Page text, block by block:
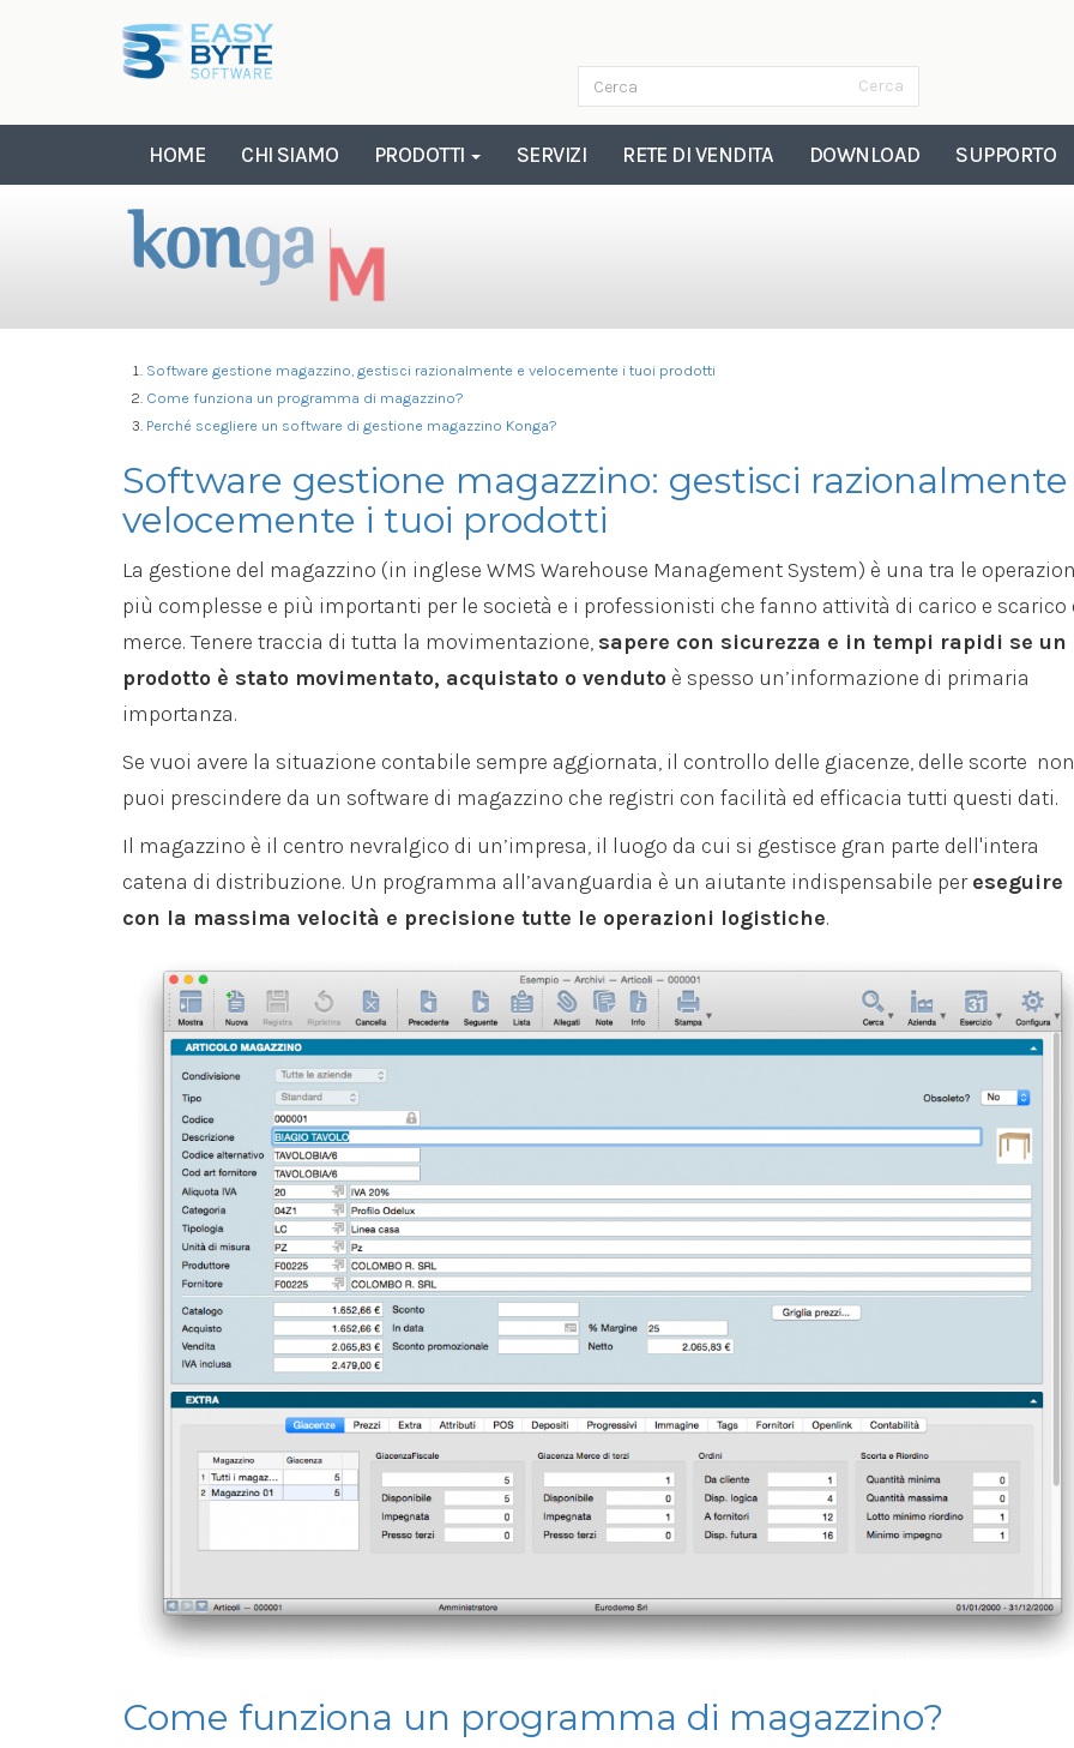
Form di ricerca
Cerca
Cerca
HOME CHI SIAMO PRODOTTI SERVIZI RETE DI VENDITA DOWNLOAD SUPPORTO
Software Gestione Magazzino
Software gestione magazzino, gestisci razionalmente e velocemente i tuoi prodotti
Come funziona un programma di magazzino?
Perché scegliere un software di gestione magazzino Konga?
Software gestione magazzino: gestisci
velocemente i tuoi prodotti
La gestione del magazzino (in inglese WMS Warehouse Management System) è una tra le
più complesse e più importanti per le società e i professionisti che fanno attività di carico e scarico
merce. Tenere traccia di tutta la movimentazione, sapere con sicurezza e in tempi rapidi se un
prodotto è stato movimentato, acquistato o venduto è spesso un’informazione di primaria
importanza.
Se vuoi avere la situazione contabile sempre aggiornata, il controllo delle giacenze, delle scorte non
puoi prescindere da un software di magazzino che registri con facilità ed efficacia tutti questi dati.
Il magazzino è il centro nevralgico di un’impresa, il luogo da cui si gestisce gran parte dell'intera
catena di distribuzione. Un programma all’avanguardia è un aiutante indispensabile pereseguire
con la massima velocità e precisione tutte le operazioni logistiche.
Come funziona un programma di magazzino?